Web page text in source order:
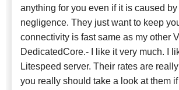
anything for you even if it is caused
negligence. They just want to keep
connectivity is fast same as my other
DedicatedCore.- I like it very much. I
Litespeed server. Their rates are
you really should take a look at them